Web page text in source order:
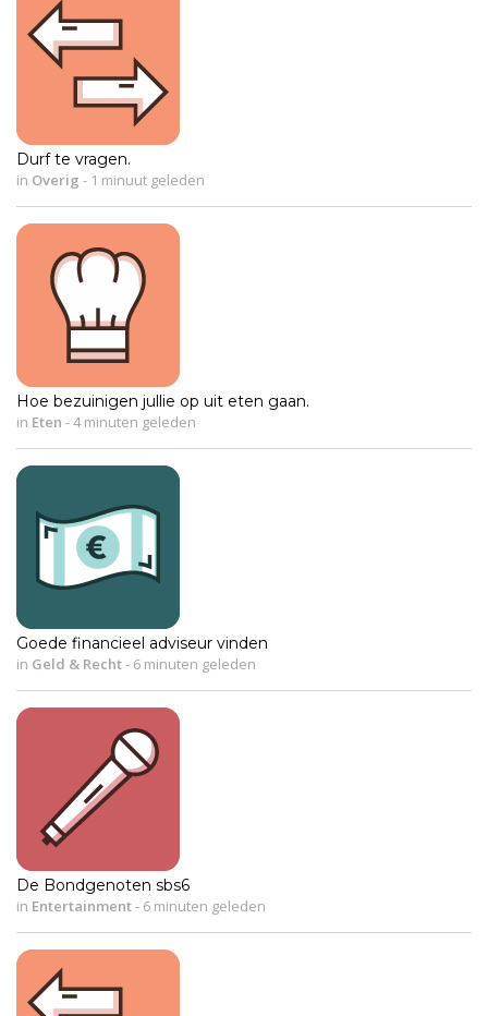
Durf te vragen.
in Overig - 1 minuut geleden
Hoe bezuinigen jullie op uit eten gaan.
in Eten -4 minuten geleden
Goede financieel adviseur vinden
in Geld & Recht- 6 minuten geleden
De Bondgenoten sbs6
in Entertainment- 6 minuten geleden